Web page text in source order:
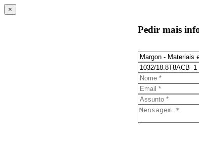
×
Pedir mais